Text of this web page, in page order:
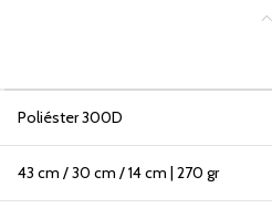
Poliéster 300D
43 cm / 30 cm / 14 cm | 270 gr